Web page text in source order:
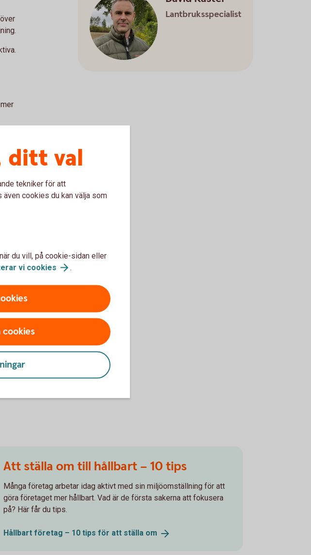
över
din
Lantbruksspecialist
Att ställa om till hållbart – 10 tips
Många företag arbetar idag aktivt med sin miljöomställning för att
göra företaget mer hållbart. Vad är de första sakerna att fokusera
på? Här får du tips.
Hållbart företag – 10 tips för att ställa om
ditt val
tekniker för att
cookies du kan välja som
du vill, på cookie-sidan eller
vi cookies .
cookies